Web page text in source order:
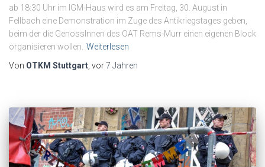
ab 18:30 Uhr im IGM-Haus wird es am Freitag, 30. August in
Fellbach eine Demonstration im Zuge des Antikriegstages geben,
beim der die GenossInnen des OAT Rems-Murr einen eigenen Block
organisieren wollen. Weiterlesen
Von OTKM Stuttgart , vor7 Jahren